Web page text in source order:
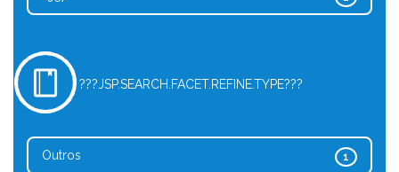
???JSP.SEARCH.FACET.REFINE.TYPE???
1
Outros